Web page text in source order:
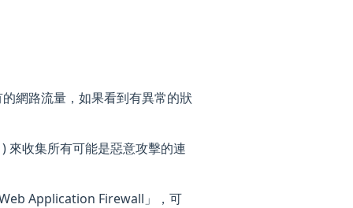
網路流量，如果看到有異常的狀
來收集所有可能是惡意攻擊的連
Application Firewall」，可